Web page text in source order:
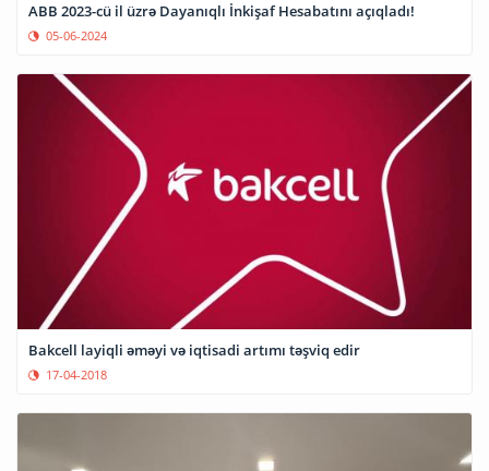
ABB 2023-cü il üzrə Dayanıqlı İnkişaf Hesabatını açıqladı!
05-06-2024
Bakcell layiqli əməyi və iqtisadi artımı təşviq edir
17-04-2018